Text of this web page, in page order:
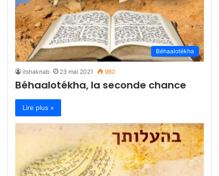
Béhaalotékha
itshaknab 23 mai 2021 980
Béhaalotékha, la seconde chance
Lire plus »